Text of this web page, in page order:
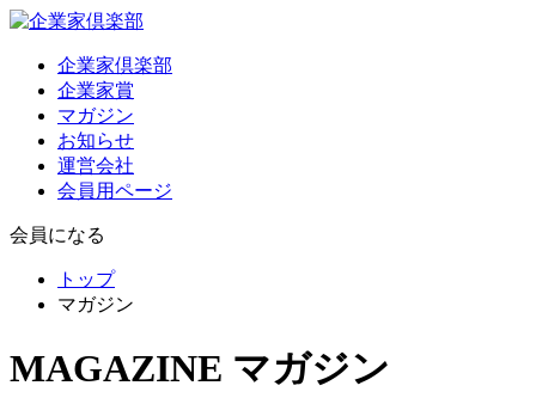
企業家倶楽部
企業家賞
マガジン
お知らせ
運営会社
会員用ページ
会員になる
トップ
マガジン
MAGAZINE マガジン